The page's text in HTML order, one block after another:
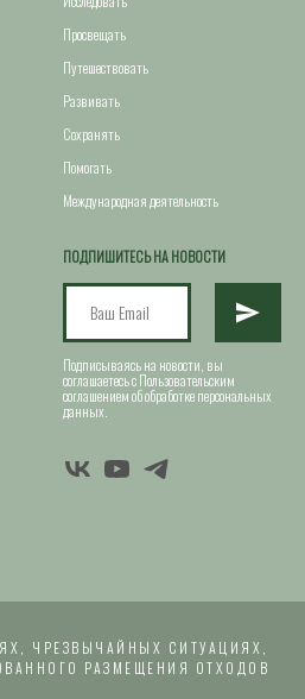
Просвещать
Путешествовать
Развивать
Сохранять
Помогать
Международная деятельность
ПОДПИШИТЕСЬ НА НОВОСТИ
Подписываясь на новости, вы
соглашаетесь с Пользовательским
соглашением об обработке персональных
данных.
ЧРЕЗВЫЧАЙНЫХ СИТУАЦИЯХ,
РАЗМЕЩЕНИЯ ОТХОДОВ